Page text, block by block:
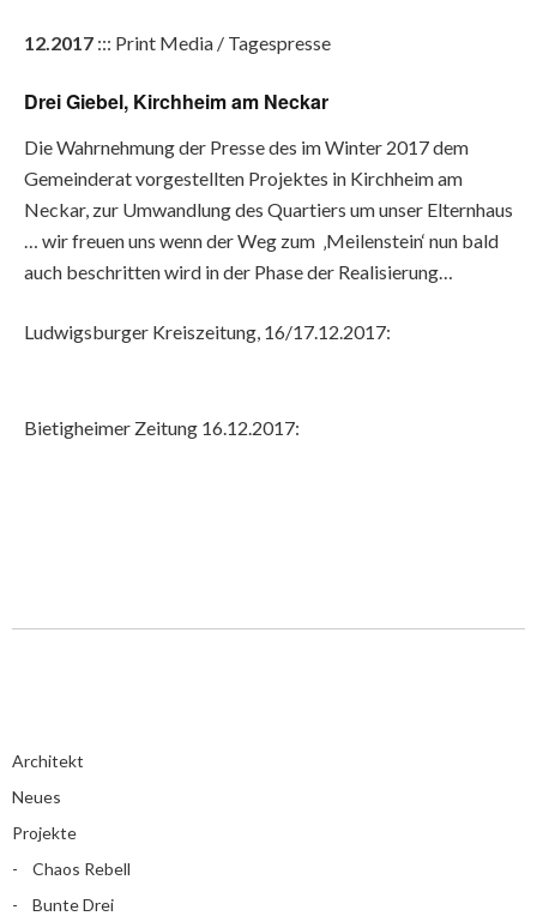
12.2017 ::: Print Media / Tagespresse
Drei Giebel, Kirchheim am Neckar
Die Wahrnehmung der Presse des im Winter 2017 dem
Gemeinderat vorgestellten Projektes in Kirchheim am
Neckar, zur Umwandlung des Quartiers um unser Elternhaus
… wir freuen uns wenn der Weg zum ‚Meilenstein‘ nun bald
auch beschritten wird in der Phase der Realisierung…
Ludwigsburger Kreiszeitung, 16/17.12.2017:
Bietigheimer Zeitung 16.12.2017:
Architekt
Neues
Projekte
Chaos Rebell
Bunte Drei